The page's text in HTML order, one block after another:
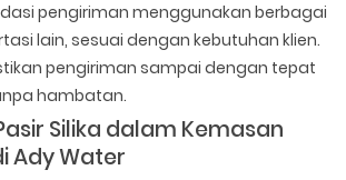
pengiriman menggunakan berbagai
lain, sesuai dengan kebutuhan klien.
pengiriman sampai dengan tepat
hambatan.
Silika dalam Kemasan
Ady Water